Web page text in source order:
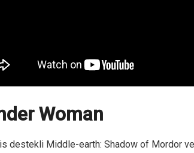
Woman
destekli Middle-earth: Shadow of Mordor ve